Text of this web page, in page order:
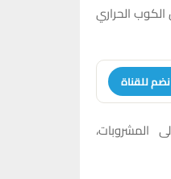
الحراري
للقناة
المشروبات،